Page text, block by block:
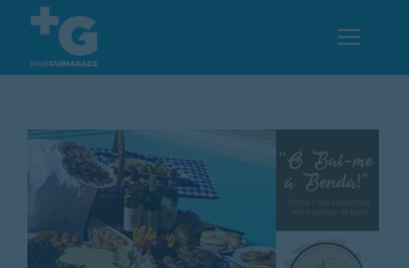
content
Desporto